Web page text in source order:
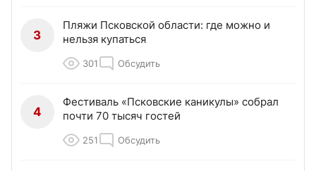
3
Пляжи Псковской области: где можно и
нельзя купаться
301 Обсудить
4
Фестиваль «Псковские каникулы» собрал
почти 70 тысяч гостей
251 Обсудить